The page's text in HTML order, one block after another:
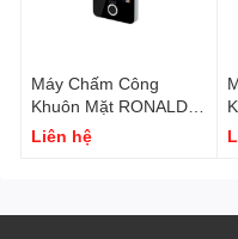
Máy Chấm Công
Khuôn Mặt RONALD
JACK AI07F
Liên hệ